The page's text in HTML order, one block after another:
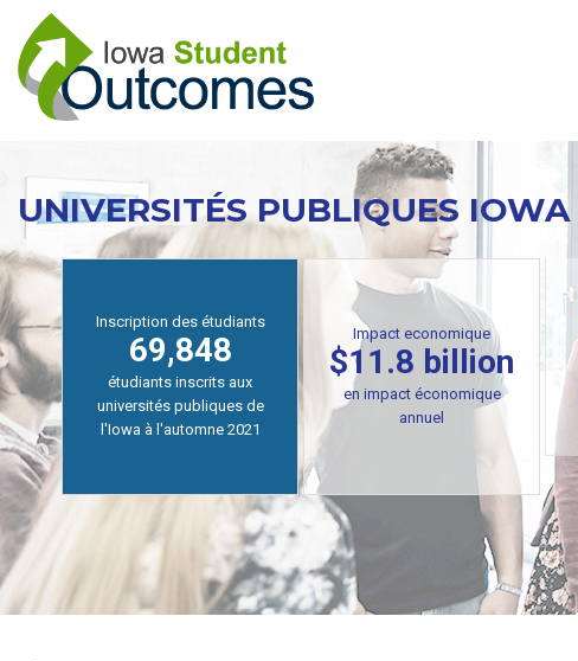
contenu
principal
UNIVERSITÉS PUBLIQUES IOWA
Inscription des étudiants
69,848
étudiants inscrits aux
universités publiques de
l'Iowa à l'automne 2021
Impact economique
$11.8 billion
en impact économique
annuel